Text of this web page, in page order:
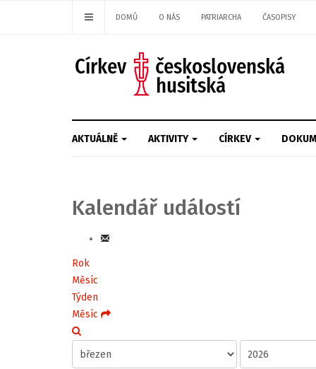
DOMŮ O NÁS PATRIARCHA ČASOPISY
AKTUÁLNĚ AKTIVITY CÍRKEV
Kalendář událostí
Rok
Měsíc
Týden
Měsíc